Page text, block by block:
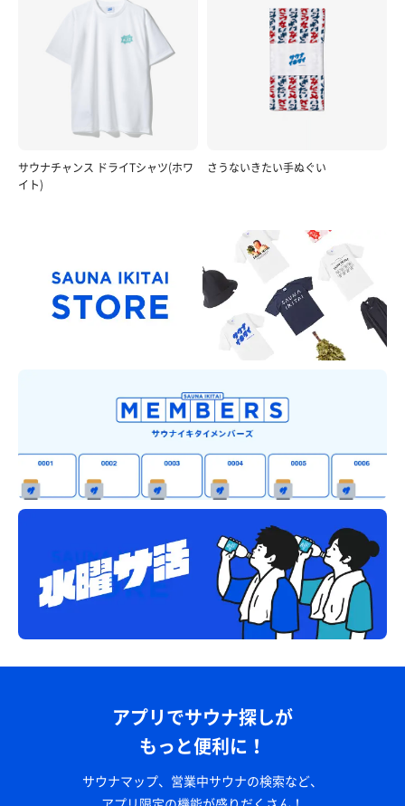
サウナチャンス ドライTシャツ(ホワ
イト)
さうないきたい手ぬぐい
アプリでサウナ探しが
もっと便利に！
サウナマップ、営業中サウナの検索など、